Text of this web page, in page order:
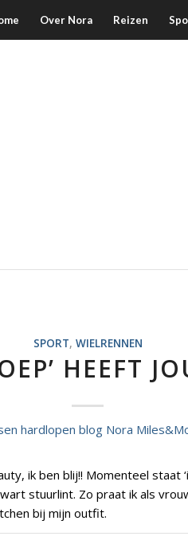
Over Nora Reizen
SPORT, WIELRENNEN
HEEFT
ik ben blij!! Momenteel
stuurlint. Zo praat ik als
bij mijn outfit.